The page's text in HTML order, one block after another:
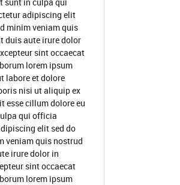
adipiscing elit
minim veniam quis
duis aute irure dolor
sint occaecat
lorem ipsum
labore et dolore
nisi ut aliquip ex
esse cillum dolore eu
qui officia
elit sed do
veniam quis nostrud
irure dolor in
sint occaecat
lorem ipsum